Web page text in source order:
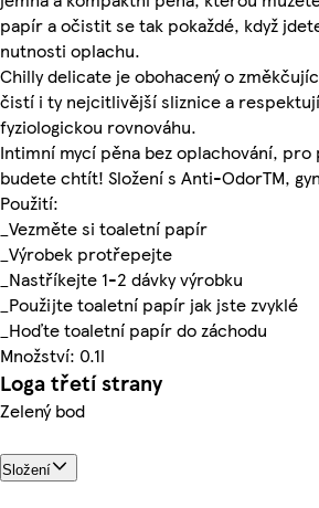
papír a očistit se tak pokaždé, když
nutnosti oplachu.
Chilly delicate je obohacený o
čistí i ty nejcitlivější sliznice a
fyziologickou rovnováhu.
Intimní mycí pěna bez oplachování,
budete chtít! Složení s Anti-OdorTM,
Použití:
_Vezměte si toaletní papír
_Výrobek protřepejte
_Nastříkejte 1-2 dávky výrobku
_Použijte toaletní papír jak jste zvyklé
_Hoďte toaletní papír do záchodu
Množství: 0.1l
Loga třetí strany
Zelený bod
Složení